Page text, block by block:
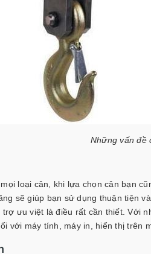
Những vấn đề
loại cân, khi lựa chọn cân bạn
sẽ giúp bạn sử dụng thuận tiện
ưu việt là điều rất cần thiết. Với
với máy tính, máy in, hiển thị trên